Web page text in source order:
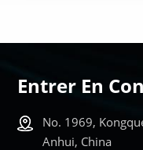
PLUS
Entrer En
No. 1969,
Anhui, China